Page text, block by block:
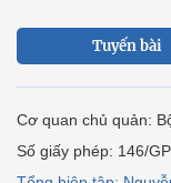
Tuyến bài
Cơ quan chủ quản:
Số giấy phép: 146/